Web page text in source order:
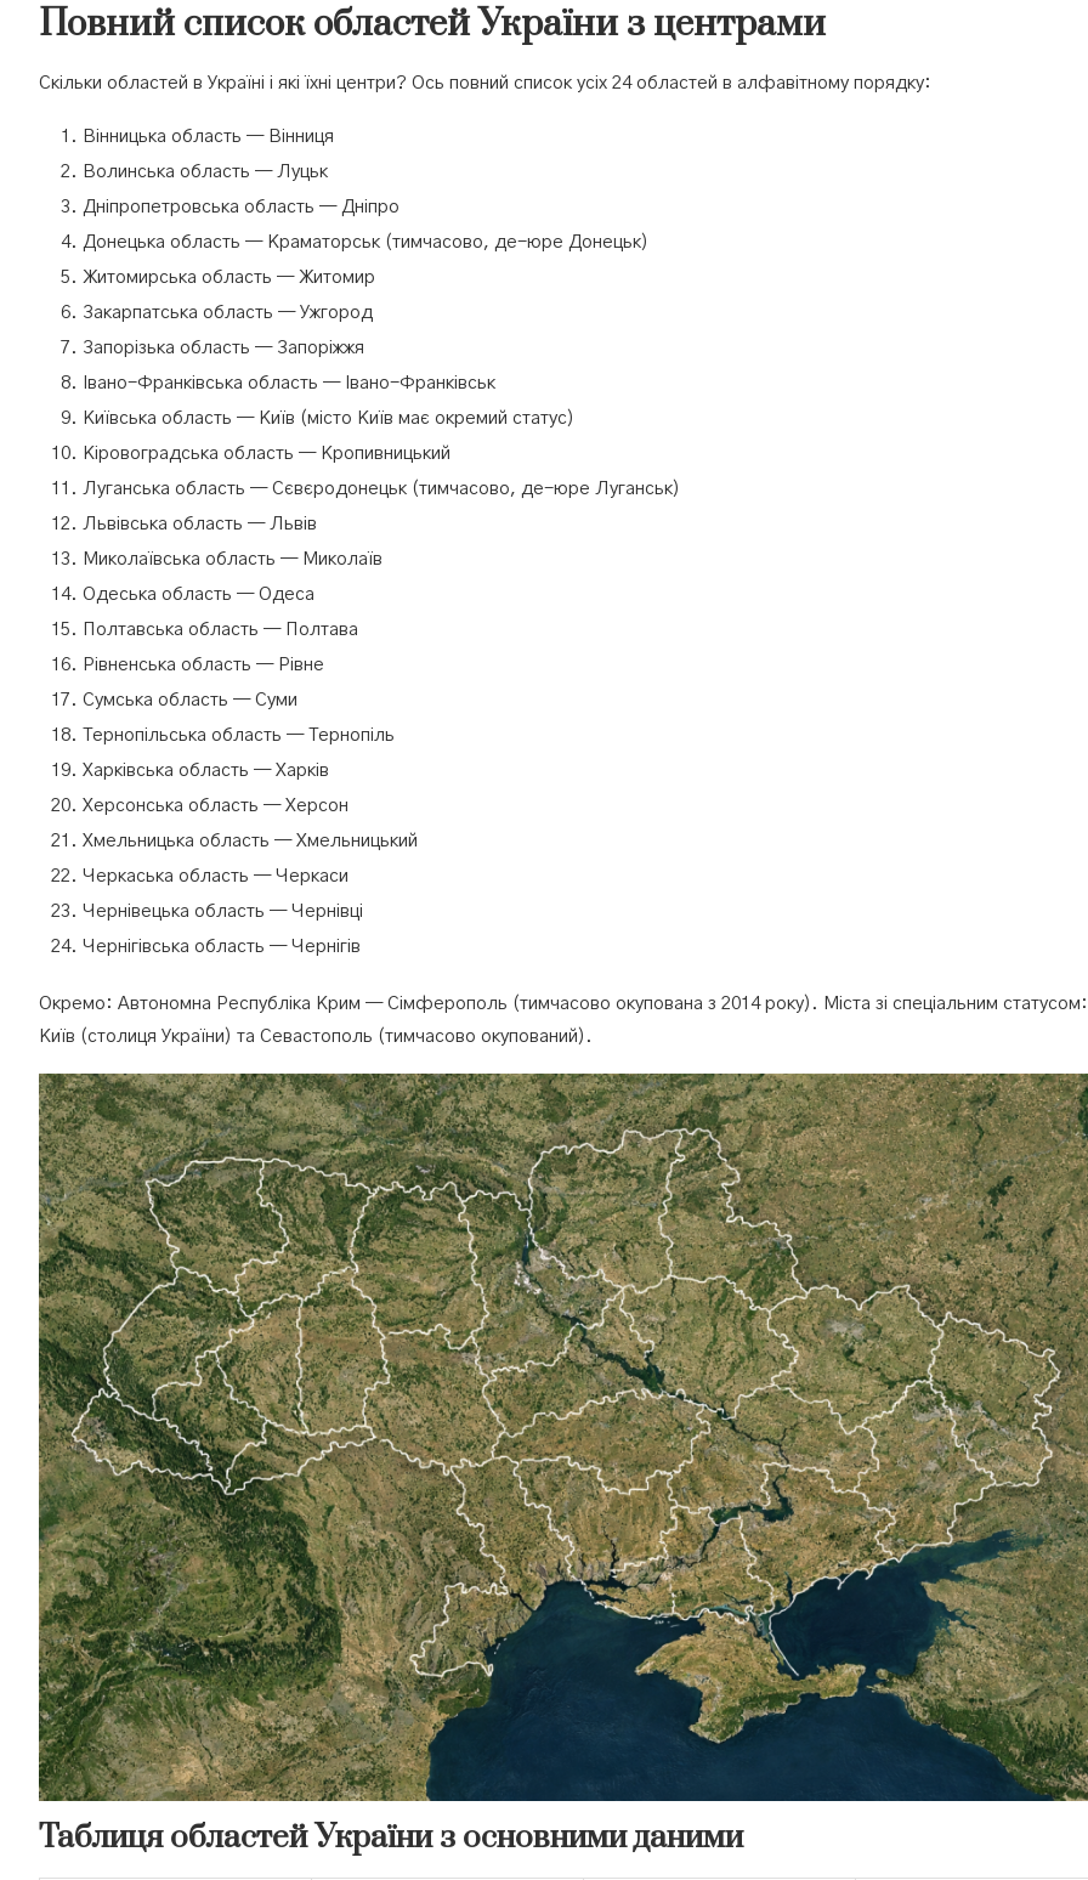
Повний список областей України з центрами
Скільки областей в Україні і які їхні центри? Ось повний список усіх 24 областей в алфавітному порядку:
Вінницька область — Вінниця
Волинська область — Луцьк
Дніпропетровська область — Дніпро
Донецька область — Краматорськ (тимчасово, де-юре Донецьк)
Житомирська область — Житомир
Закарпатська область — Ужгород
Запорізька область — Запоріжжя
Івано-Франківська область — Івано-Франківськ
Київська область — Київ (місто Київ має окремий статус)
Кіровоградська область — Кропивницький
Луганська область — Сєвєродонецьк (тимчасово, де-юре Луганськ)
Львівська область — Львів
Миколаївська область — Миколаїв
Одеська область — Одеса
Полтавська область — Полтава
Рівненська область — Рівне
Сумська область — Суми
Тернопільська область — Тернопіль
Харківська область — Харків
Херсонська область — Херсон
Хмельницька область — Хмельницький
Черкаська область — Черкаси
Чернівецька область — Чернівці
Чернігівська область — Чернігів
Окремо: Автономна Республіка Крим — Сімферополь (тимчасово окупована з 2014 року). Міста зі спеціальним статусом:
Київ (столиця України) та Севастополь (тимчасово окупований).
Таблиця областей України з основними даними